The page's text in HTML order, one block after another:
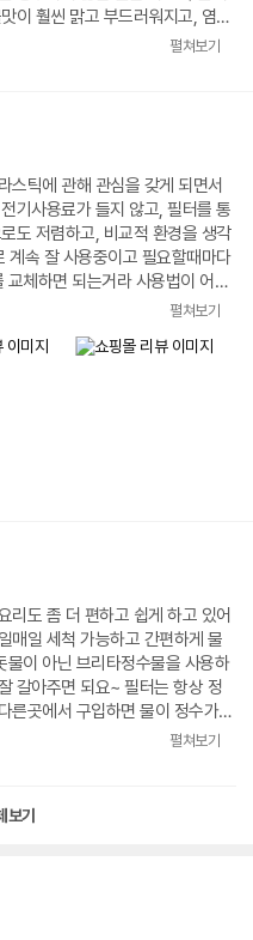
이 훨씬 맑고 부드러워지고, 염소
커피와 차를 매일 마시는데, 브리
다.필터 교체 방법도 간단해서
두면 한동안 신경 쓰지 않아도 되
이 조금씩 달라지기 때문에 저는
으로도 쭉~ 사용예정입니다.
펼쳐보기
스틱에 관해 관심을 갖게 되면서
기사용료가 들지 않고, 필터를 통
도 저렴하고, 비교적 환경을 생각
계속 잘 사용중이고 필요할때마다
체하면 되는거라 사용법이 어렵
니다. 정수기에 있는 배터리 교체
없이 잘 마시고 있습니다.
펼쳐보기
리도 좀 더 편하고 쉽게 하고 있어
매일 세척 가능하고 간편하게 물
이 아닌 브리타정수물을 사용하
갈아주면 되요~ 필터는 항상 정
른곳에서 구입하면 물이 정수가
너무나도 개인적인 생각이니 그
물을 마시고 있습니다
펼쳐보기
보기